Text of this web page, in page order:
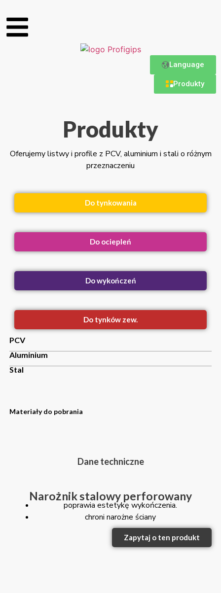
Language
Produkty
Produkty
Oferujemy listwy i profile z PCV, aluminium i stali o różnym
przeznaczeniu
Do tynkowania
Do ociepleń
Do wykończeń
Do tynków zew.
PCV
Aluminium
Stal
Materiały do pobrania
Dane techniczne
Narożnik stalowy perforowany
poprawia estetykę wykończenia.
chroni narożne ściany
Zapytaj o ten produkt